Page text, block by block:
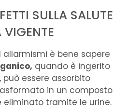
SULLA SALUTE
è bene sapere
quando è ingerito
essere assorbito
in un composto
eliminato tramite le urine.